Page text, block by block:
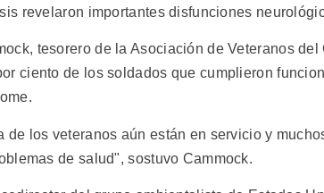
revelaron importantes disfunciones
tesorero de la Asociación de Veteranos
ciento de los soldados que cumplieron
de los veteranos aún están en servicio y
de salud", sostuvo Cammock.